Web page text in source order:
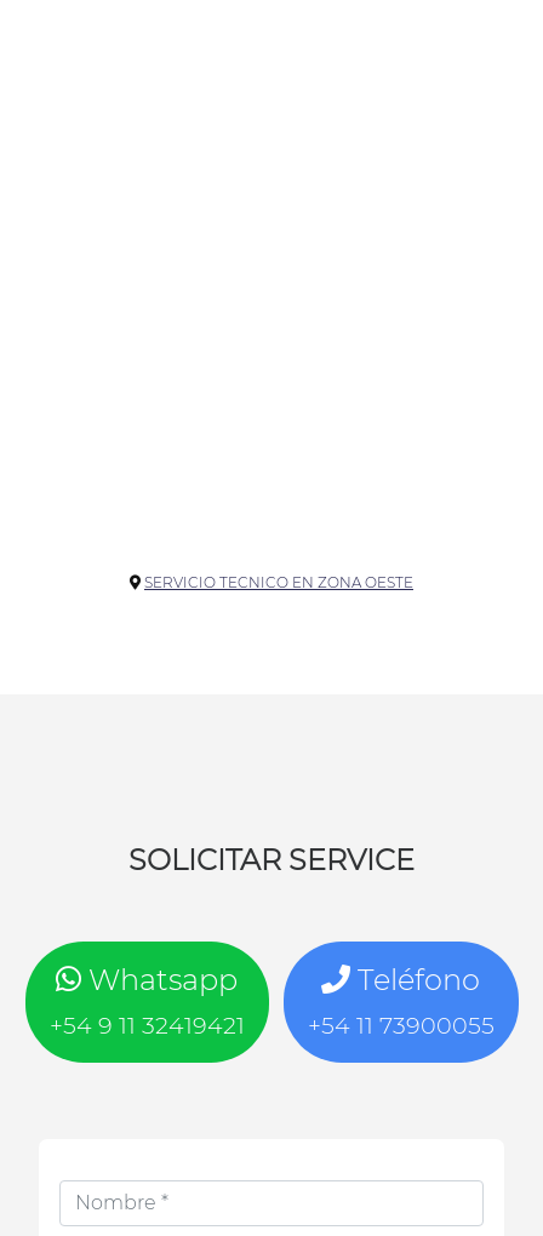
SERVICIO TECNICO EN ZONA OESTE
SOLICITAR SERVICE
Whatsapp
+54 9 11 32419421
Teléfono
+54 11 73900055